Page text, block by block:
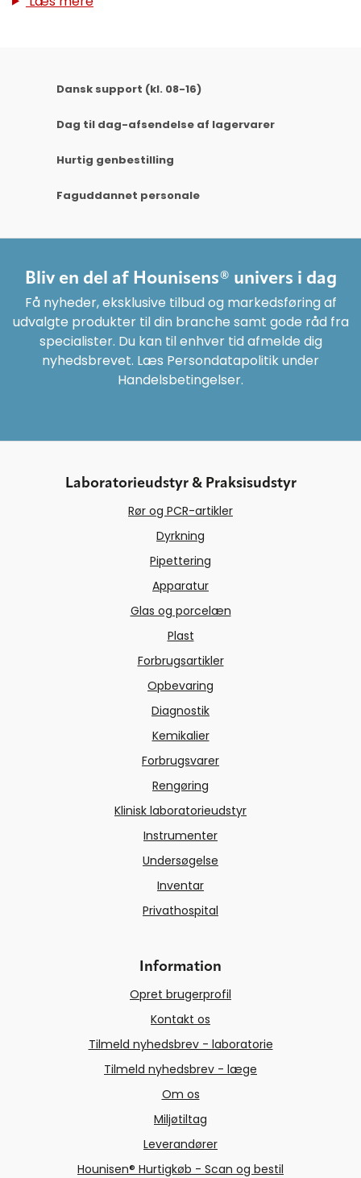
Dansk support (kl. 08-16)
Dag til dag-afsendelse af lagervarer
Hurtig genbestilling
Faguddannet personale
Bliv en del af Hounisens® univers i dag
Få nyheder, eksklusive tilbud og markedsføring af
udvalgte produkter til din branche samt gode råd fra
specialister. Du kan til enhver tid afmelde dig
nyhedsbrevet. Læs Persondatapolitik under
Handelsbetingelser.
Laboratorieudstyr & Praksisudstyr
Rør og PCR-artikler
Dyrkning
Pipettering
Apparatur
Glas og porcelæn
Plast
Forbrugsartikler
Opbevaring
Diagnostik
Kemikalier
Forbrugsvarer
Rengøring
Klinisk laboratorieudstyr
Instrumenter
Undersøgelse
Inventar
Privathospital
Information
Opret brugerprofil
Kontakt os
Tilmeld nyhedsbrev - laboratorie
Tilmeld nyhedsbrev - læge
Om os
Miljøtiltag
Leverandører
Hounisen® Hurtigkøb - Scan og bestil